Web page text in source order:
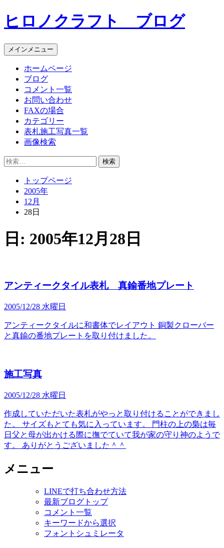
コ
ン
ン
ツ
ヒロノクラフト ブログ
メインメニュー
ホームページ
ブログ
コメント一覧
お問い合わせ
FAXの場合
カテゴリー
表札施工写真一覧
画像検索
検
トップページ
2005年
12月
28日
日: 2005年12月28日
アンティークタイル表札 真鍮番地プレート
2005/12/28 水曜日
アンティークタイルに和書体でレイアウト 銅製クローバー
と真鍮の番地プレートを取り付けました。
施工写真
2005/12/28 水曜日
作成していただいた表札がやっと取り付けることができまし
た。 サイズもとても気に入っています。 門柱の上の梟は毎
日父と母が出かける際に撫でていて我が家の守り神のようで
す。 ありがとうございました＾＾
メニュー
LINEで打ち合わせ方法
最新ブログトップ
コメント一覧
キーワードから選択
フォントシュミレータ